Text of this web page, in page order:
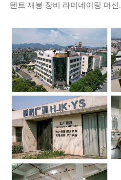
텐트 재봉 장비 라미네이팅 머신.